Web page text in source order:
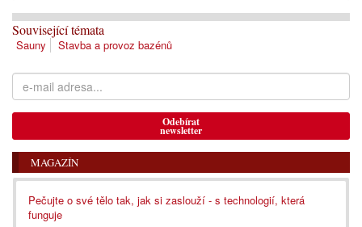
Související témata
Sauny Stavba a provoz bazénů
Odebírat
newsletter
MAGAZÍN
Pečujte o své tělo tak, jak si zaslouží - s technologií, která
funguje